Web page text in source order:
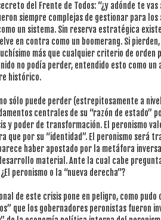
del Frente de Todos: “¿y adónde te vas
siempre complejas de gestionar para
un sistema. Sin reserva estratégica
en contra como un boomerang. Si
más que cualquier criterio de
no podía perder, entendido esto como
histórico.
sólo puede perder (estrepitosamente a
centrales de su “razón de estado”
y poder de transformación. El peronismo
que por su “identidad”. El peronismo será
haber apostado por la metáfora
material. Ante la cual cabe
peronismo o la “nueva derecha”?
de este crisis pone en peligro, como
que los gobernadores peronistas fueron